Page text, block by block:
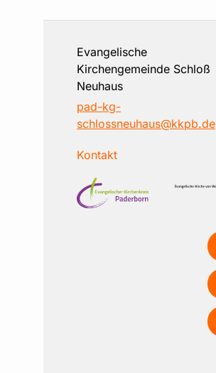
Evangelische
Kirchengemeinde Schloß
Neuhaus
pad-kg-
schlossneuhaus@kkpb.de
Kontakt